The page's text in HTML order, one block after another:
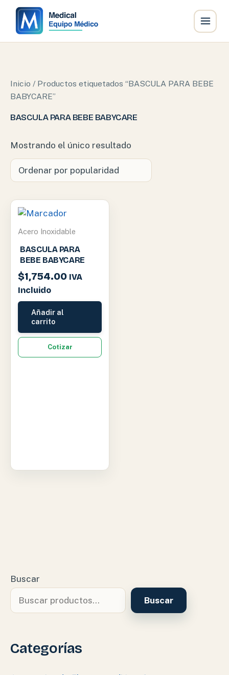
Buscar
Buscar
Categorías
Inicio / Productos etiquetados “BASCULA PARA BEBE
BABYCARE”
BASCULA PARA BEBE BABYCARE
Mostrando el único resultado
Acero Inoxidable
BASCULA PARA
BEBE BABYCARE
$1,754.00 IVA
Incluido
Añadir al
carrito
Cotizar